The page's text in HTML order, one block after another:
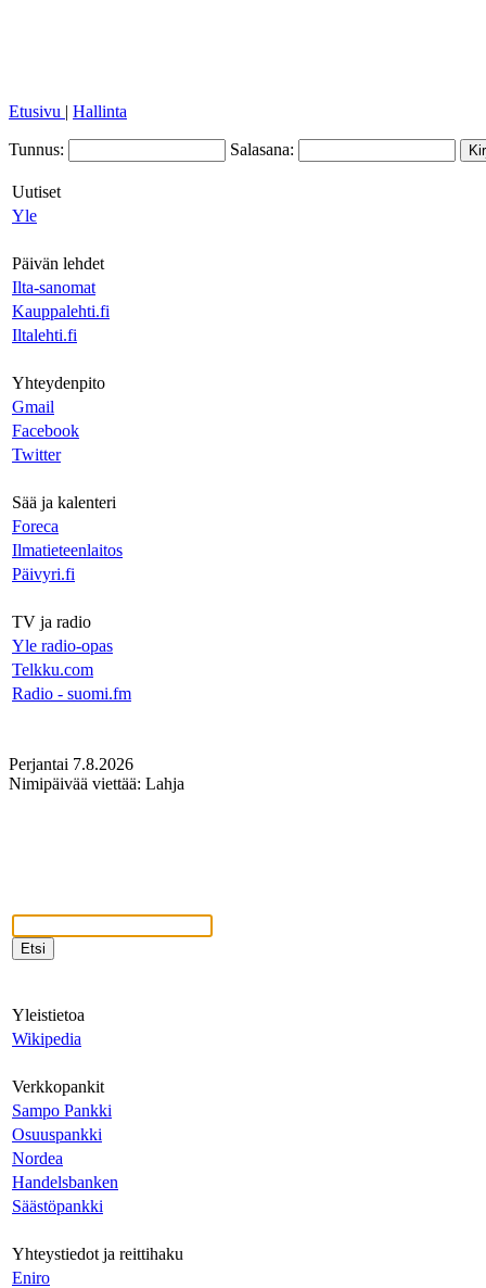
Etusivu | Hallinta
Tunnus: Salasana:
Uutiset
Yle
Päivän lehdet
Ilta-sanomat
Kauppalehti.fi
Iltalehti.fi
Yhteydenpito
Gmail
Facebook
Twitter
Sää ja kalenteri
Foreca
Ilmatieteenlaitos
Päivyri.fi
TV ja radio
Yle radio-opas
Telkku.com
Radio - suomi.fm
Perjantai 7.8.2026
Nimipäivää viettää: Lahja
Yleistietoa
Wikipedia
Verkkopankit
Sampo Pankki
Osuuspankki
Nordea
Handelsbanken
Säästöpankki
Yhteystiedot ja reittihaku
Eniro